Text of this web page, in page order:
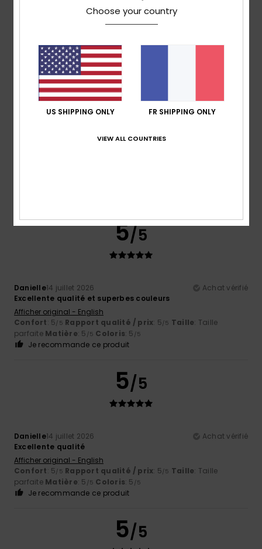
Coloris
5
5/5
Danielle14 juillet 2026
Achat vérifié
Excellente qualité et superbes couleurs
Afficher original - English
Confort: 5/5 Rapport qualité / prix: 5/5 Taille: Taille
parfaite Matière: 5 /5 Coloris: 5 /5
Je recommande ce produit
5/5
Danielle14 juillet 2026
Achat vérifié
Excellente qualité
Afficher original - English
Confort: 5/5 Rapport qualité / prix: 5/5 Taille: Taille
parfaite Matière: 5 /5 Coloris: 5 /5
Je recommande ce produit
5/5
Choose your country
US SHIPPING ONLY FR SHIPPING ONLY
VIEW ALL COUNTRIES